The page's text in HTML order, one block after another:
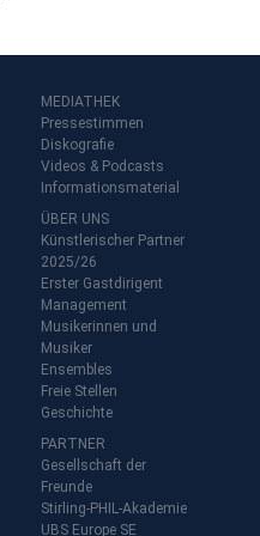
MEDIATHEK
Pressestimmen
Diskografie
Videos & Podcasts
Informationsmaterial
ÜBER UNS
Künstlerischer Partner
2025/26
Erster Gastdirigent
Management
Musikerinnen und
Musiker
Ensembles
Freie Stellen
Geschichte
PARTNER
Gesellschaft der
Freunde
Stirling-PHIL-Akademie
UBS Europe SE